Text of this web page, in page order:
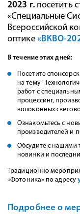
2023 г.посетить
«Специальные
Всероссийской
оптике «ВКВО-
В течение этих дней:
Посетите
на тему
работ с
процессинг,
волоконных
Ознакомьтесь с
производителей и
Обсудите с нашими
новинки и
Традиционно
«Фотоника» по адресу
Подробнее о